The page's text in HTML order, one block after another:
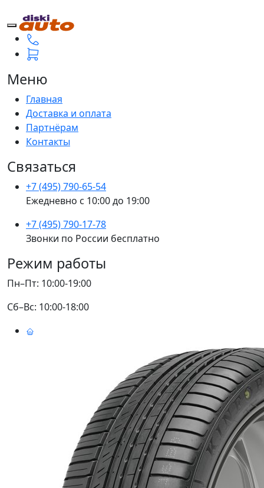
Меню
Главная
Доставка и оплата
Партнёрам
Контакты
Связаться
+7 (495) 790-65-54
Ежедневно с 10:00 до 19:00
+7 (495) 790-17-78
Звонки по России бесплатно
Режим работы
Пн–Пт: 10:00-19:00
Сб–Вс: 10:00-18:00